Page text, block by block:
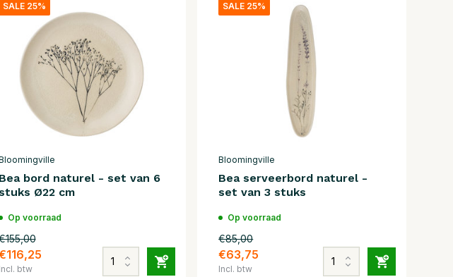
SALE 25%
Bea bord naturel - set van 6
Ø22 cm
Op voorraad
Incl. btw
SALE 25%
Bloomingville
Bea serveerbord naturel -
set van 3 stuks
Op voorraad
€85,00
€63,75
Incl. btw